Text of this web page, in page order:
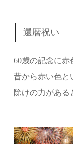
還暦祝い
60歳の記念に赤
昔から赤い色と
除けの力がある